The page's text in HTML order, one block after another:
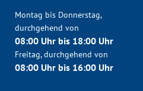
Montag bis Donnerstag,
durchgehend von
08:00 Uhr bis 18:00 Uhr
Freitag, durchgehend von
08:00 Uhr bis 16:00 Uhr